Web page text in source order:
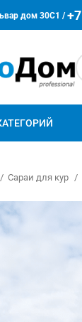
дом 30C1 /
Сараи для кур